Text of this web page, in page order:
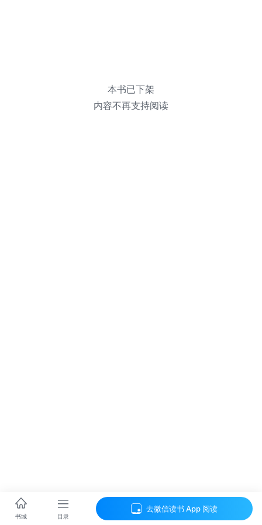
本书已下架
内容不再支持阅读
书城 目录
去微信读书 App 阅读